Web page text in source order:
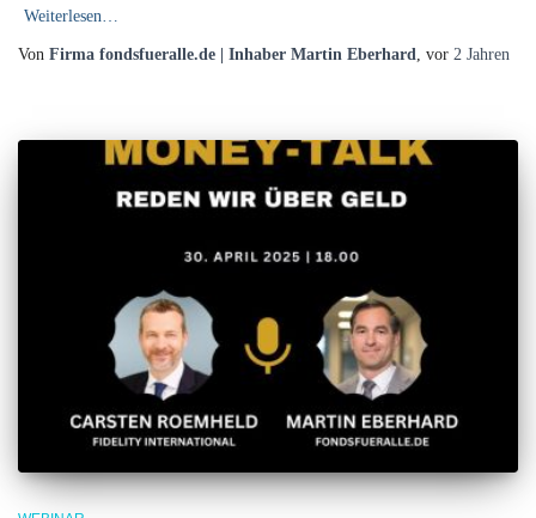
Weiterlesen…
Von Firma fondsfueralle.de | Inhaber Martin Eberhard , vor 2 Jahren